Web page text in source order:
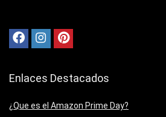
Enlaces Destacados
¿Que es el Amazon Prime Day?